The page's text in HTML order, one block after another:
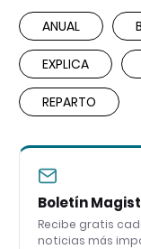
ANUAL
EXPLICA
REPARTO
Boletín
Recibe gratis
noticias más